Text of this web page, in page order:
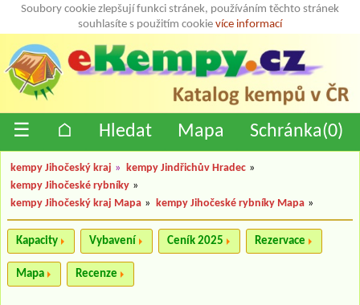
Soubory cookie zlepšují funkci stránek, používáním těchto stránek
souhlasíte s použitím cookie více informací
☰ ⌂ Hledat Mapa Schránka(0)
kempy Jihočeský kraj » kempy Jindřichův Hradec »
kempy Jihočeské rybníky »
kempy Jihočeský kraj Mapa » kempy Jihočeské rybníky Mapa »
Kapacity Vybavení Ceník 2025 Rezervace
Mapa Recenze